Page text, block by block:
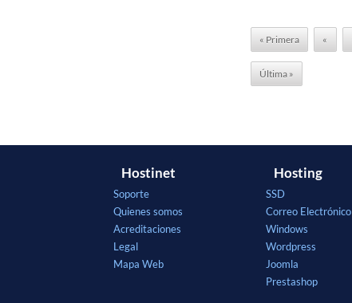
« Primera «
Última »
Hostinet
Soporte
Quienes somos
Acreditaciones
Legal
Mapa Web
Hosting
SSD
Correo Electrónico
Windows
Wordpress
Joomla
Prestashop